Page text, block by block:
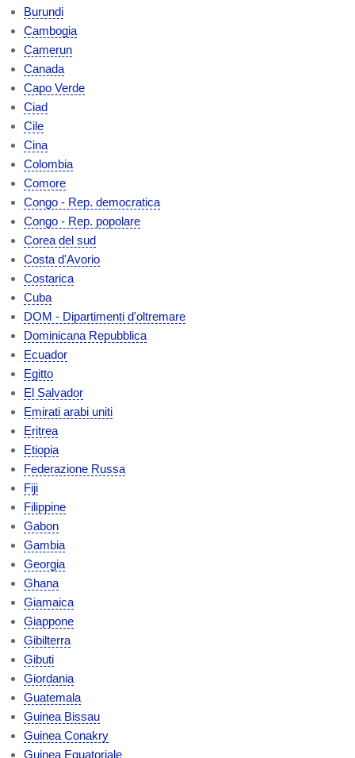
Burundi
Cambogia
Camerun
Canada
Capo Verde
Ciad
Cile
Cina
Colombia
Comore
Congo - Rep. democratica
Congo - Rep. popolare
Corea del sud
Costa d'Avorio
Costarica
Cuba
DOM - Dipartimenti d'oltremare
Dominicana Repubblica
Ecuador
Egitto
El Salvador
Emirati arabi uniti
Eritrea
Etiopia
Federazione Russa
Fiji
Filippine
Gabon
Gambia
Georgia
Ghana
Giamaica
Giappone
Gibilterra
Gibuti
Giordania
Guatemala
Guinea Bissau
Guinea Conakry
Guinea Equatoriale